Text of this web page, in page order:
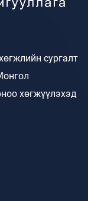
сургалт
хөгжүүлэхэд